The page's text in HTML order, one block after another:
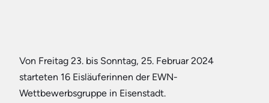
Von Freitag 23. bis Sonntag, 25. Februar 2024
starteten 16 Eisläuferinnen der EWN-
Wettbewerbsgruppe in Eisenstadt.